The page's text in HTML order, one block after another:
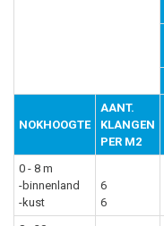
NOKHOOGTE
AANT.
KLANGEN
PER M2
0 - 8 m
-binnenland
-kust
6
6